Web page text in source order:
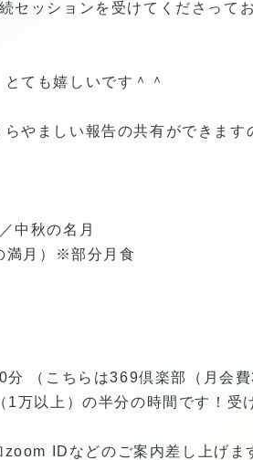
セッションを受けてくださって
ても嬉しいです＾＾
やましい報告の共有ができます
中秋の名月
満月）※部分月食
（こちらは369倶楽部（月会費
万以上）の半分の時間です！受
IDなどのご案内差し上げま